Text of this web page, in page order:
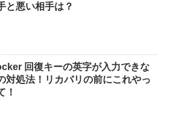
と悪い相手は？
回復キーの英字が入力できな
対処法！リカバリの前にこれやっ
！